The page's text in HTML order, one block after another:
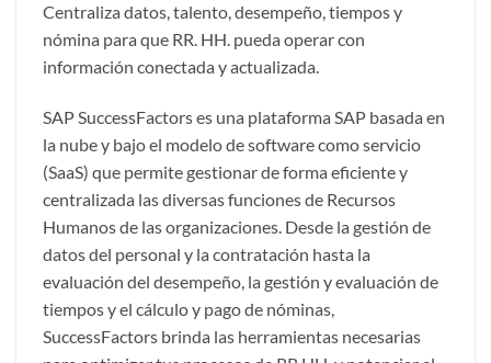
Centraliza datos, talento, desempeño, tiempos y
nómina para que RR. HH. pueda operar con
información conectada y actualizada.
SAP SuccessFactors es una plataforma SAP basada en
la nube y bajo el modelo de software como servicio
(SaaS) que permite gestionar de forma eficiente y
centralizada las diversas funciones de Recursos
Humanos de las organizaciones. Desde la gestión de
datos del personal y la contratación hasta la
evaluación del desempeño, la gestión y evaluación de
tiempos y el cálculo y pago de nóminas,
SuccessFactors brinda las herramientas necesarias